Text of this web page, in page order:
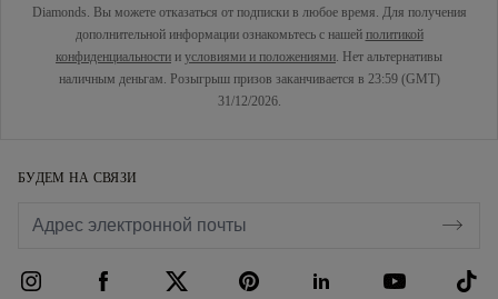
Diamonds. Вы можете отказаться от подписки в любое время. Для получения
дополнительной информации ознакомьтесь с нашей политикой
конфиденциальности и условиями и положениями. Нет альтернативы
наличным деньгам. Розыгрыш призов заканчивается в 23:59 (GMT)
31/12/2026.
БУДЕМ НА СВЯЗИ